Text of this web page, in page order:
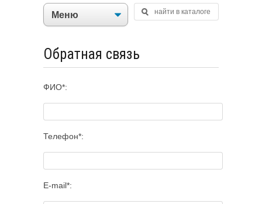
Обратная связь
ФИО*:
Телефон*:
E-mail*: